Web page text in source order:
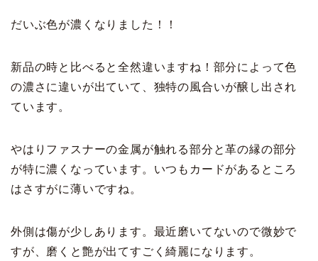
だいぶ色が濃くなりました！！
新品の時と比べると全然違いますね！部分によって色
の濃さに違いが出ていて、独特の風合いが醸し出され
ています。
やはりファスナーの金属が触れる部分と革の縁の部分
が特に濃くなっています。いつもカードがあるところ
はさすがに薄いですね。
外側は傷が少しあります。最近磨いてないので微妙で
すが、磨くと艶が出てすごく綺麗になります。